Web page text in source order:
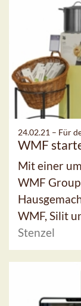
24.02.21 – Für
WMF
Mit einer
WMF
WMF, Silit
Stenzel